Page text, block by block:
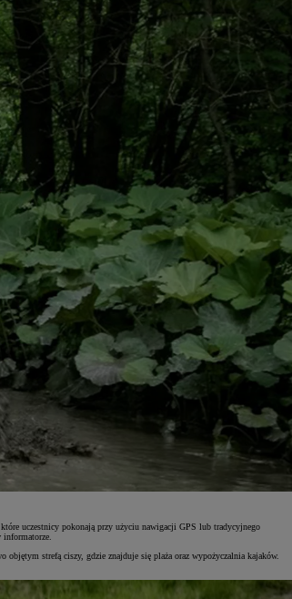
uczestnicy pokonają przy użyciu nawigacji GPS lub tradycyjnego
strefą ciszy, gdzie znajduje się plaża oraz wypożyczalnia kajaków.